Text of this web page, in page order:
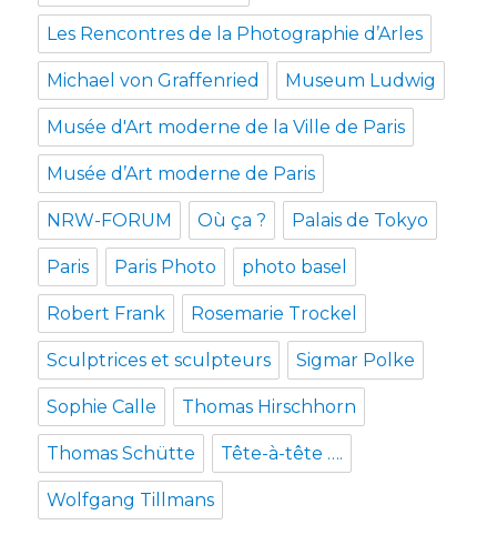
Les Rencontres de la Photographie d’Arles
Michael von Graffenried Museum Ludwig
Musée d'Art moderne de la Ville de Paris
Musée d’Art moderne de Paris
NRW-FORUM Où ça ? Palais de Tokyo
Paris Paris Photo photo basel
Robert Frank Rosemarie Trockel
Sculptrices et sculpteurs Sigmar Polke
Sophie Calle Thomas Hirschhorn
Thomas Schütte Tête-à-tête ….
Wolfgang Tillmans